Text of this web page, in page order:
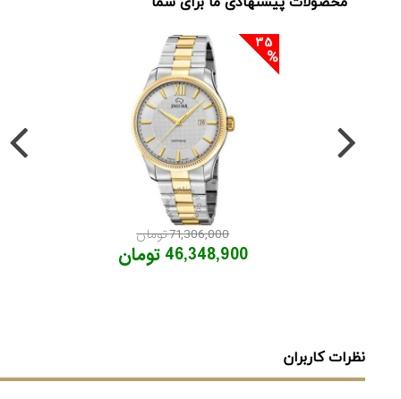
35
71,306,000 تومان
46,348,900 تومان
نظرات کاربران